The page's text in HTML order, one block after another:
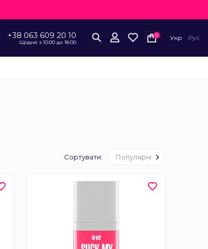
+38 063 609 20 10
Щодня з 10:00 до 18:00
0 Укр Рус
Сортувати: Популярні